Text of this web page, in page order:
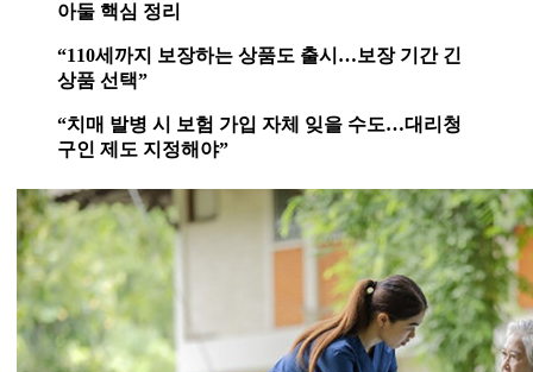
아둘 핵심 정리
“110세까지 보장하는 상품도 출시…보장 기간 긴
상품 선택”
“치매 발병 시 보험 가입 자체 잊을 수도…대리청
구인 제도 지정해야”